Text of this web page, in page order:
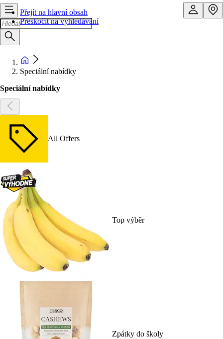
Přejít na hlavní obsah
Přeskočit na vyhledávání
Speciální nabídky
Speciální nabídky
All Offers
Top výběr
Zpátky do školy